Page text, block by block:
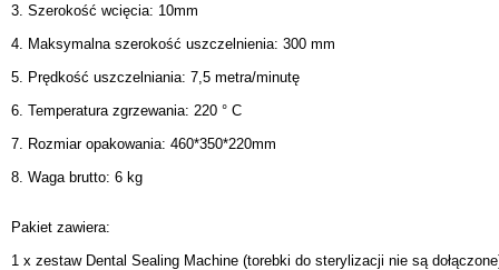
3. Szerokość wcięcia: 10mm
4. Maksymalna szerokość uszczelnienia: 300 mm
5. Prędkość uszczelniania: 7,5 metra/minutę
6. Temperatura zgrzewania: 220 ° C
7. Rozmiar opakowania: 460*350*220mm
8. Waga brutto: 6 kg
Pakiet zawiera:
1 x zestaw Dental Sealing Machine (torebki do sterylizacji nie są